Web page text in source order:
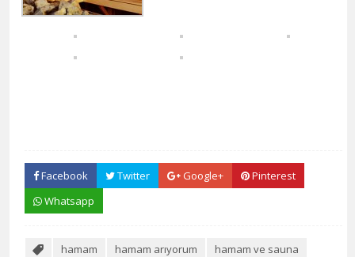
Facebook Twitter Google+
Pinterest
Whatsapp
hamam hamam arıyorum
hamam ve sauna